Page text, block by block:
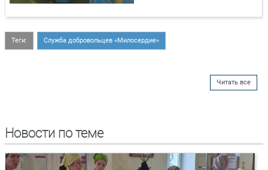
Теги: Служба добровольцев «Милосердие»
Читать все
Новости по теме